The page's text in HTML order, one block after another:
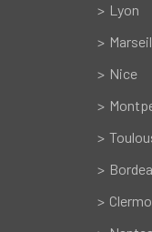
Lyon
Nice